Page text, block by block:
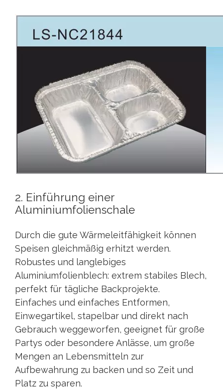
2. Einführung einer
Aluminiumfolienschale
Durch die gute Wärmeleitfähigkeit können
Speisen gleichmäßig erhitzt werden.
Robustes und langlebiges
Aluminiumfolienblech: extrem stabiles Blech,
perfekt für tägliche Backprojekte.
Einfaches und einfaches Entformen,
Einwegartikel, stapelbar und direkt nach
Gebrauch weggeworfen, geeignet für große
Partys oder besondere Anlässe, um große
Mengen an Lebensmitteln zur
Aufbewahrung zu backen und so Zeit und
Platz zu sparen.